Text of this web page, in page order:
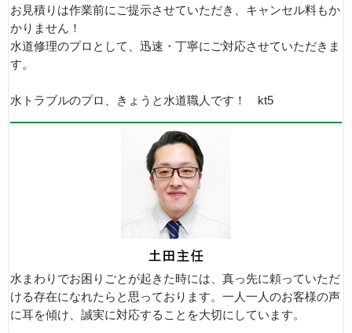
お見積りは作業前にご提示させていただき、キャンセル料もか
かりません！
水道修理のプロとして、迅速・丁寧にご対応させていただきま
す。
水トラブルのプロ、きょうと水道職人です！ kt5
水まわりでお困りごとが起きた時には、真っ先に頼っていただ
ける存在になれたらと思っております。一人一人のお客様の声
に耳を傾け、誠実に対応することを大切にしています。